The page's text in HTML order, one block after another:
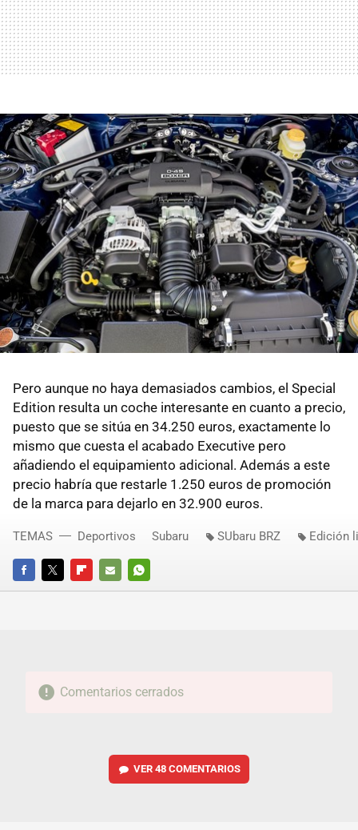
Pero aunque no haya demasiados cambios, el Special
Edition resulta un coche interesante en cuanto a precio,
puesto que se sitúa en 34.250 euros, exactamente lo
mismo que cuesta el acabado Executive pero
añadiendo el equipamiento adicional. Además a este
precio habría que restarle 1.250 euros de promoción
de la marca para dejarlo en 32.900 euros.
FACEBOOKTWITTERFLIPBOARD
E-
WHATSAPP
TEMAS Deportivos Subaru SUbaru BRZ Edición
Comentarios cerrados
VER 48 COMENTARIOS